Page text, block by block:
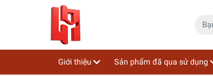
Giới thiệu Sản phẩm đã qua sử dụng